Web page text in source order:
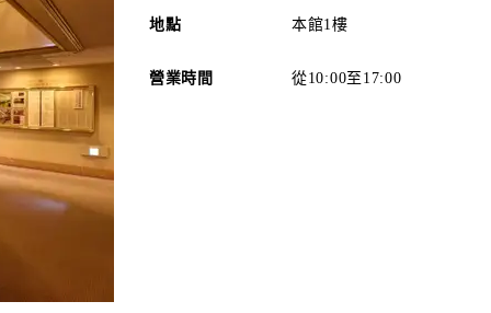
地點 本館1樓
營業時間 從10:00至17:00